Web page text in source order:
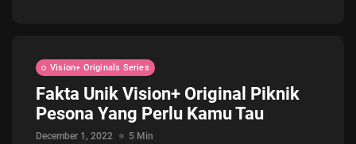
Jadwal ASEAN Hyundai Cup 2026...
3 Min
Vision+ Originals Series
Fakta Unik Vision+ Original Piknik
Pesona Yang Perlu Kamu Tau
December 1, 2022 5 Min